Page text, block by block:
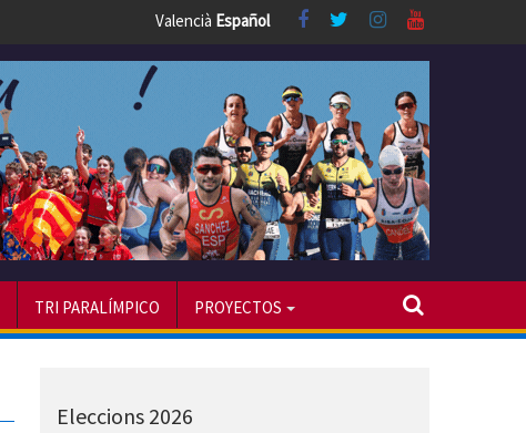
Valencià Español
TRI PARALÍMPICO PROYECTOS
Eleccions 2026